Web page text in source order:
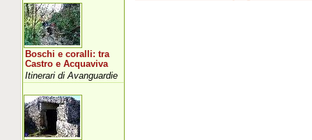
Boschi e coralli: tra
Castro e Acquaviva
Itinerari di Avanguardie